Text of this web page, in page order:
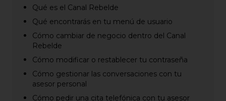
Qué es el Canal Rebelde
Qué encontrarás en tu menú de usuario
Cómo cambiar de negocio dentro del Canal
Rebelde
Cómo modificar o restablecer tu contraseña
Cómo gestionar las conversaciones con tu
asesor personal
Cómo pedir una cita telefónica con tu asesor